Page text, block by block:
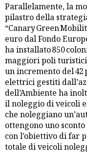
Parallelamente, la
pilastro della
“Canary Green
euro dal Fondo
ha installato 850
maggiori poli
un incremento del
elettrici gestiti
dell’Ambiente ha
il noleggio di veicoli
che noleggiano
ottengono uno
con l’obiettivo di far
totale di veicoli